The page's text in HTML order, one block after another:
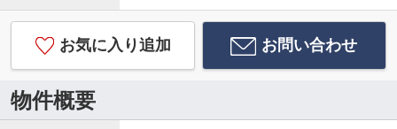
お気に入り追加 お問い合わせ
物件概要